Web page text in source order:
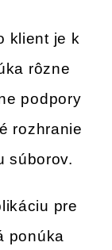
klient je k
rôzne
podpory
rozhranie
súborov.
pre
ponúka